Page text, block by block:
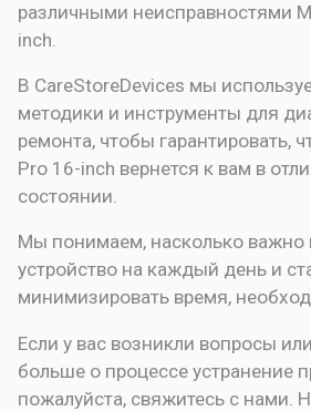
различными неисправностями
inch.
В CareStoreDevices мы
методики и инструменты для
ремонта, чтобы гарантировать,
Pro 16-inch вернется к вам в
состоянии.
Мы понимаем, насколько важно
устройство на каждый день и
минимизировать время,
Если у вас возникли вопросы
больше о процессе устранение
пожалуйста, свяжитесь с нами.